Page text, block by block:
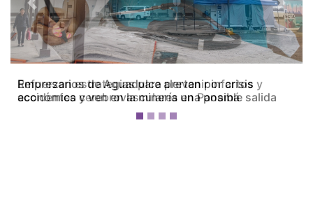
Refuerzan estrategias para prevenir infartos y
accidentes cerebrovasculares en Panamá
Previous Next